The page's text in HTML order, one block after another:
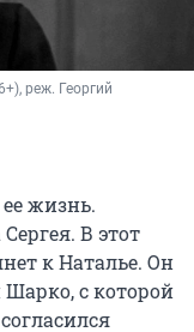
реж. Георгий
жизнь.
В этот
к Наталье. Он
Шарко, с которой